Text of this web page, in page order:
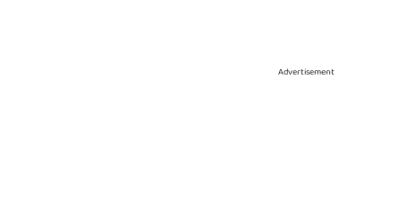
Advertisement